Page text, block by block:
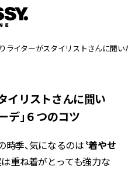
ライターがスタイリストさんに聞
イリストさんに聞い
デ」６つのコツ
季、気になるのは〝着やせ
は重ね着がとっても強力な